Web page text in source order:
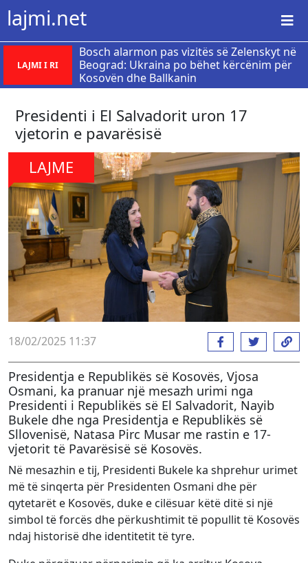
lajmi.net
LAJMI I RI
Bosch alarmon pas vizitës së Zelenskyt në
Beograd: Ukraina po bëhet kërcënim për
Kosovën dhe Ballkanin
​Presidenti i El Salvadorit uron 17
vjetorin e pavarësisë
LAJME
18/02/2025 11:37
Presidentja e Republikës së Kosovës, Vjosa
Osmani, ka pranuar një mesazh urimi nga
Presidenti i Republikës së El Salvadorit, Nayib
Bukele dhe nga Presidentja e Republikës së
Sllovenisë, Natasa Pirc Musar me rastin e 17-
vjetorit të Pavarësisë së Kosovës.
Në mesazhin e tij, Presidenti Bukele ka shprehur urimet
më të sinqerta për Presidenten Osmani dhe për
qytetarët e Kosovës, duke e cilësuar këtë ditë si një
simbol të forcës dhe përkushtimit të popullit të Kosovës
ndaj historisë dhe identitetit të tyre.